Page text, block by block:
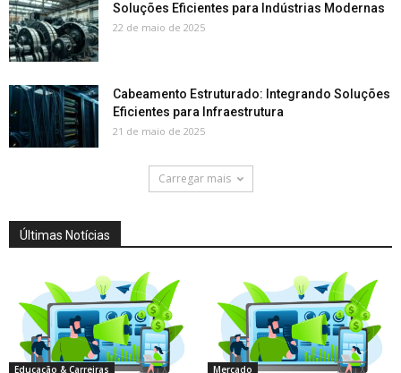
Soluções Eficientes para Indústrias Modernas
22 de maio de 2025
Cabeamento Estruturado: Integrando Soluções
Eficientes para Infraestrutura
21 de maio de 2025
Carregar mais
Últimas Notícias
Educação & Carreiras Mercado